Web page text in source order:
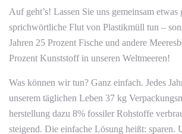
Auf geht’s! Lassen Sie uns gemeinsam etwas
sprichwörtliche Flut von Plastikmüll tun –
Jahren 25 Prozent Fische und andere
Prozent Kunststoff in unseren Weltmeeren!
Was können wir tun? Ganz einfach. Jedes
unserem täglichen Leben 37 kg
herstellung dazu 8% fossiler Rohstoffe
steigend. Die einfache Lösung heißt: sparen.